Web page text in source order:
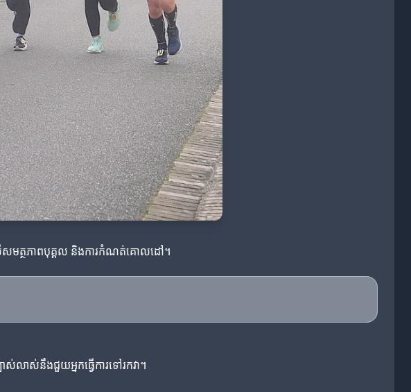
លើសមត្ថភាពបុគ្គល និងការកំណត់គោលដៅ។
ាស់នឹងជួយអ្នកធ្វើការទៅរកវា។